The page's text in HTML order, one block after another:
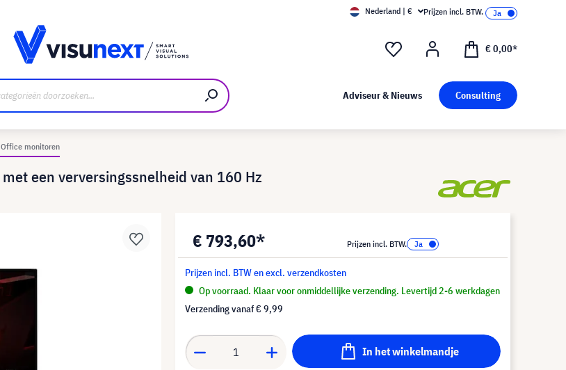
Nederland | € Prijzen incl. BTW.
€ 0,00*
Adviseur & Nieuws Consulting
Office monitoren
een verversingssnelheid van 160 Hz
€ 793,60* Prijzen incl. BTW.
Prijzen incl. BTW en excl. verzendkosten
Op voorraad. Klaar voor onmiddellijke verzending. Levertijd 2-6 werkdagen
Verzending vanaf€ 9,99
In het winkelmandje